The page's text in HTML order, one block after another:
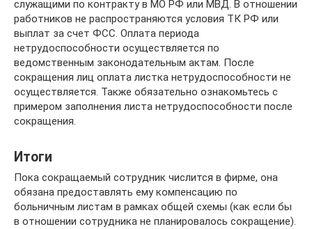
служащими по контракту в МО РФ или МВД. В отношении
работников не распространяются условия ТК РФ или
выплат за счет ФСС. Оплата периода
нетрудоспособности осуществляется по
ведомственным законодательным актам. После
сокращения лиц оплата листка нетрудоспособности не
осуществляется. Также обязательно ознакомьтесь с
примером заполнения листа нетрудоспособности после
сокращения.
Итоги
Пока сокращаемый сотрудник числится в фирме, она
обязана предоставлять ему компенсацию по
больничным листам в рамках общей схемы (как если бы
в отношении сотрудника не планировалось сокращение).